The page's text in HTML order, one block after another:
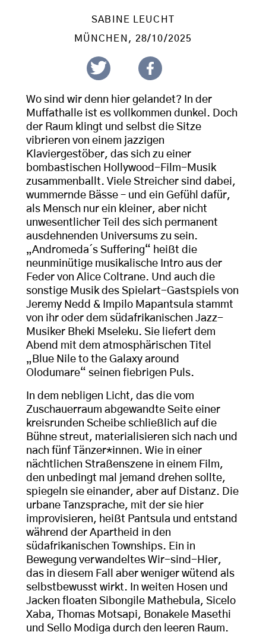
SABINE LEUCHT
MÜNCHEN , 28/10/2025
Wo sind wir denn hier gelandet? In der
Muffathalle ist es vollkommen dunkel. Doch
der Raum klingt und selbst die Sitze
vibrieren von einem jazzigen
Klaviergestöber, das sich zu einer
bombastischen Hollywood-Film-Musik
zusammenballt. Viele Streicher sind dabei,
wummernde Bässe – und ein Gefühl dafür,
als Mensch nur ein kleiner, aber nicht
unwesentlicher Teil des sich permanent
ausdehnenden Universums zu sein.
„Andromeda´s Suffering“ heißt die
neunminütige musikalische Intro aus der
Feder von Alice Coltrane. Und auch die
sonstige Musik des Spielart-Gastspiels von
Jeremy Nedd & Impilo Mapantsula stammt
von ihr oder dem südafrikanischen Jazz-
Musiker Bheki Mseleku. Sie liefert dem
Abend mit dem atmosphärischen Titel
„Blue Nile to the Galaxy around
Olodumare“ seinen fiebrigen Puls.
In dem nebligen Licht, das die vom
Zuschauerraum abgewandte Seite einer
kreisrunden Scheibe schließlich auf die
Bühne streut, materialisieren sich nach und
nach fünf Tänzer*innen. Wie in einer
nächtlichen Straßenszene in einem Film,
den unbedingt mal jemand drehen sollte,
spiegeln sie einander, aber auf Distanz. Die
urbane Tanzsprache, mit der sie hier
improvisieren, heißt Pantsula und entstand
während der Apartheid in den
südafrikanischen Townships. Ein in
Bewegung verwandeltes Wir-sind-Hier,
das in diesem Fall aber weniger wütend als
selbstbewusst wirkt. In weiten Hosen und
Jacken floaten Sibongile Mathebula, Sicelo
Xaba, Thomas Motsapi, Bonakele Masethi
und Sello Modiga durch den leeren Raum.